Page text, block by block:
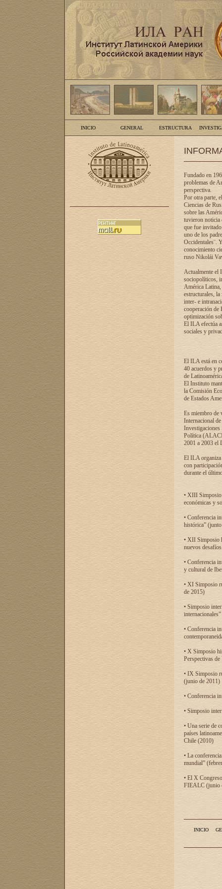
INICIO GENERAL ESTRUCTURA
Fundado en
problemas de
perspectiva.
Por otra parte,
Ciencias de
sobre las
tuvieron noticia
que fue
uno de los
Occidentales¨.
conocimiento
ruso Nikolái
Actualmente el
sociopolíticos,
América Latina,
estructurales,
inter- e
cooperación de
optimización
El ILA efectúa
sociales y
El ILA está en
40 acuerdos y
de
El Instituto
la Comisión
de Estados
Es miembro de
Internacional
Investigaciones
Política
2001 a 2003 el
El ILA organiza
con
durante el
• XIII Simposio
económicas y
• Conferencia
histórica”
• XII Simposio
nuevos
• Conferencia
y cultural de
• XI Simposio
de 2015)
• Simposio
• Conferencia
• X Simposio
Perspectivas
• IX Simposio
(junio de 2011)
• Conferencia
• Simposio
• Una serie de
países
Chile (2010)
• La
mundial”
• El X
FIEALC (junio
INICIO